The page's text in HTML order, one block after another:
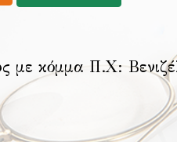
με κόμμα Π.Χ: